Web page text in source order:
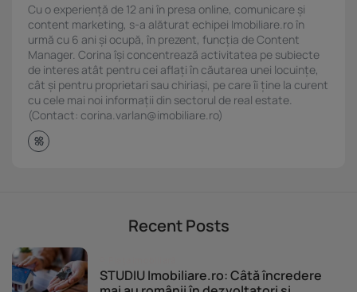
Cu o experiență de 12 ani în presa online, comunicare și
content marketing, s-a alăturat echipei Imobiliare.ro în
urmă cu 6 ani și ocupă, în prezent, funcția de Content
Manager. Corina își concentrează activitatea pe subiecte
de interes atât pentru cei aflați în căutarea unei locuințe,
cât și pentru proprietari sau chiriași, pe care îi ține la curent
cu cele mai noi informații din sectorul de real estate.
(Contact: corina.varlan@imobiliare.ro)
Recent Posts
STUDIU Imobiliare.ro: Câtă încredere